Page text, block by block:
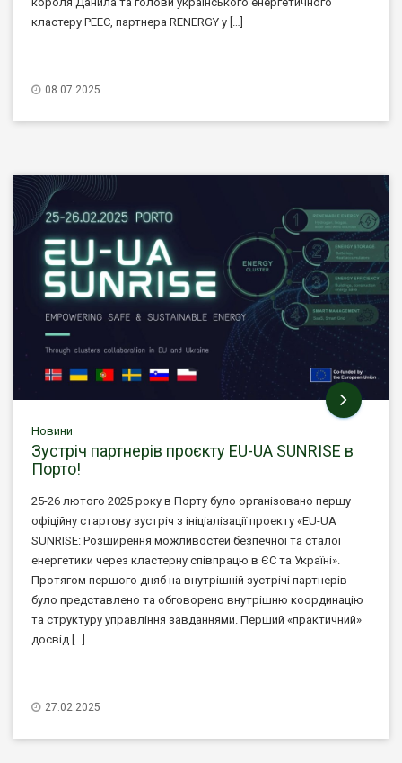
кластеру PEEC, партнера RENERGY у […]
08.07.2025
Новини
Зустріч партнерів проєкту EU-UA SUNRISE в
Порто!
25-26 лютого 2025 року в Порту було організовано першу
офіційну стартову зустріч з ініціалізації проекту «EU-UA
SUNRISE: Розширення можливостей безпечної та сталої
енергетики через кластерну співпрацю в ЄС та Україні».
Протягом першого дняб на внутрішній зустрічі партнерів
було представлено та обговорено внутрішню координацію
та структуру управління завданнями. Перший «практичний»
досвід […]
27.02.2025